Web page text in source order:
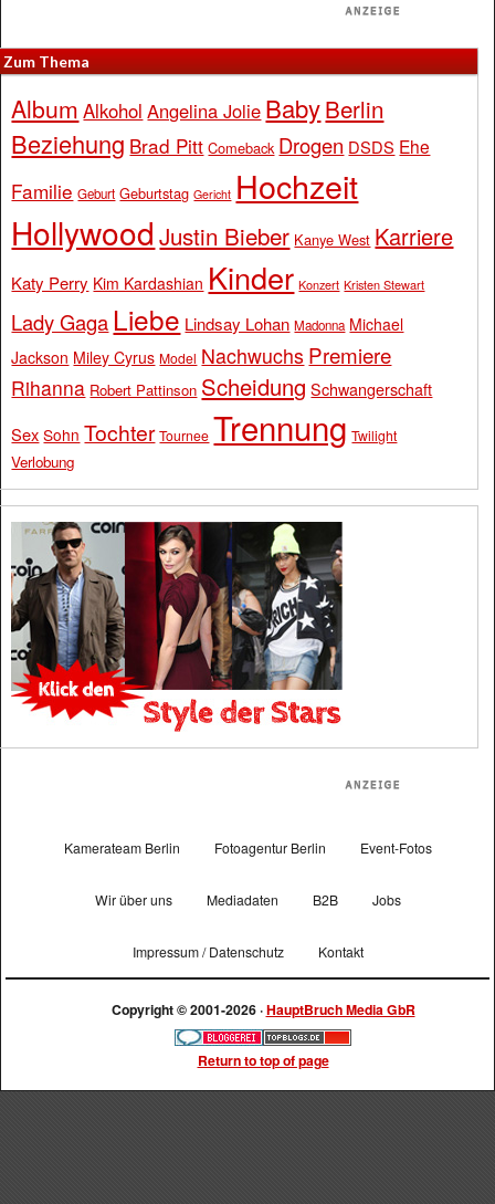
Zum Thema
Album Alkohol Angelina Jolie BabyBerlin
Beziehung Brad Pitt Comeback Drogen DSDS Ehe
Familie Geburt Geburtstag Gericht Hochzeit
Hollywood Justin Bieber Kanye West Karriere
Katy Perry Kim Kardashian Kinder Konzert Kristen Stewart
Lady Gaga Liebe Lindsay Lohan Madonna Michael
Jackson Miley Cyrus Model Nachwuchs Premiere
Rihanna Robert Pattinson Scheidung Schwangerschaft
Sex Sohn Tochter Tournee Trennung Twilight
Verlobung
Kamerateam Berlin Fotoagentur Berlin Event-Fotos
Wir über uns Mediadaten B2B Jobs
Impressum / Datenschutz Kontakt
Copyright © 2001-2026 ·HauptBruch Media GbR
Return to top of page